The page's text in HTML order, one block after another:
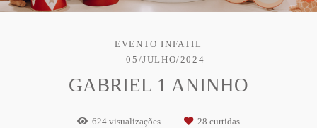
EVENTO INFATIL
05/JULHO/2024
GABRIEL 1 ANINHO
624 visualizações 28 curtidas